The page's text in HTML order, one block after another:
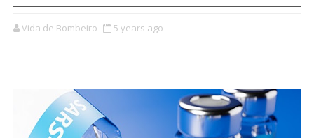
Vida de Bombeiro 5 years ago